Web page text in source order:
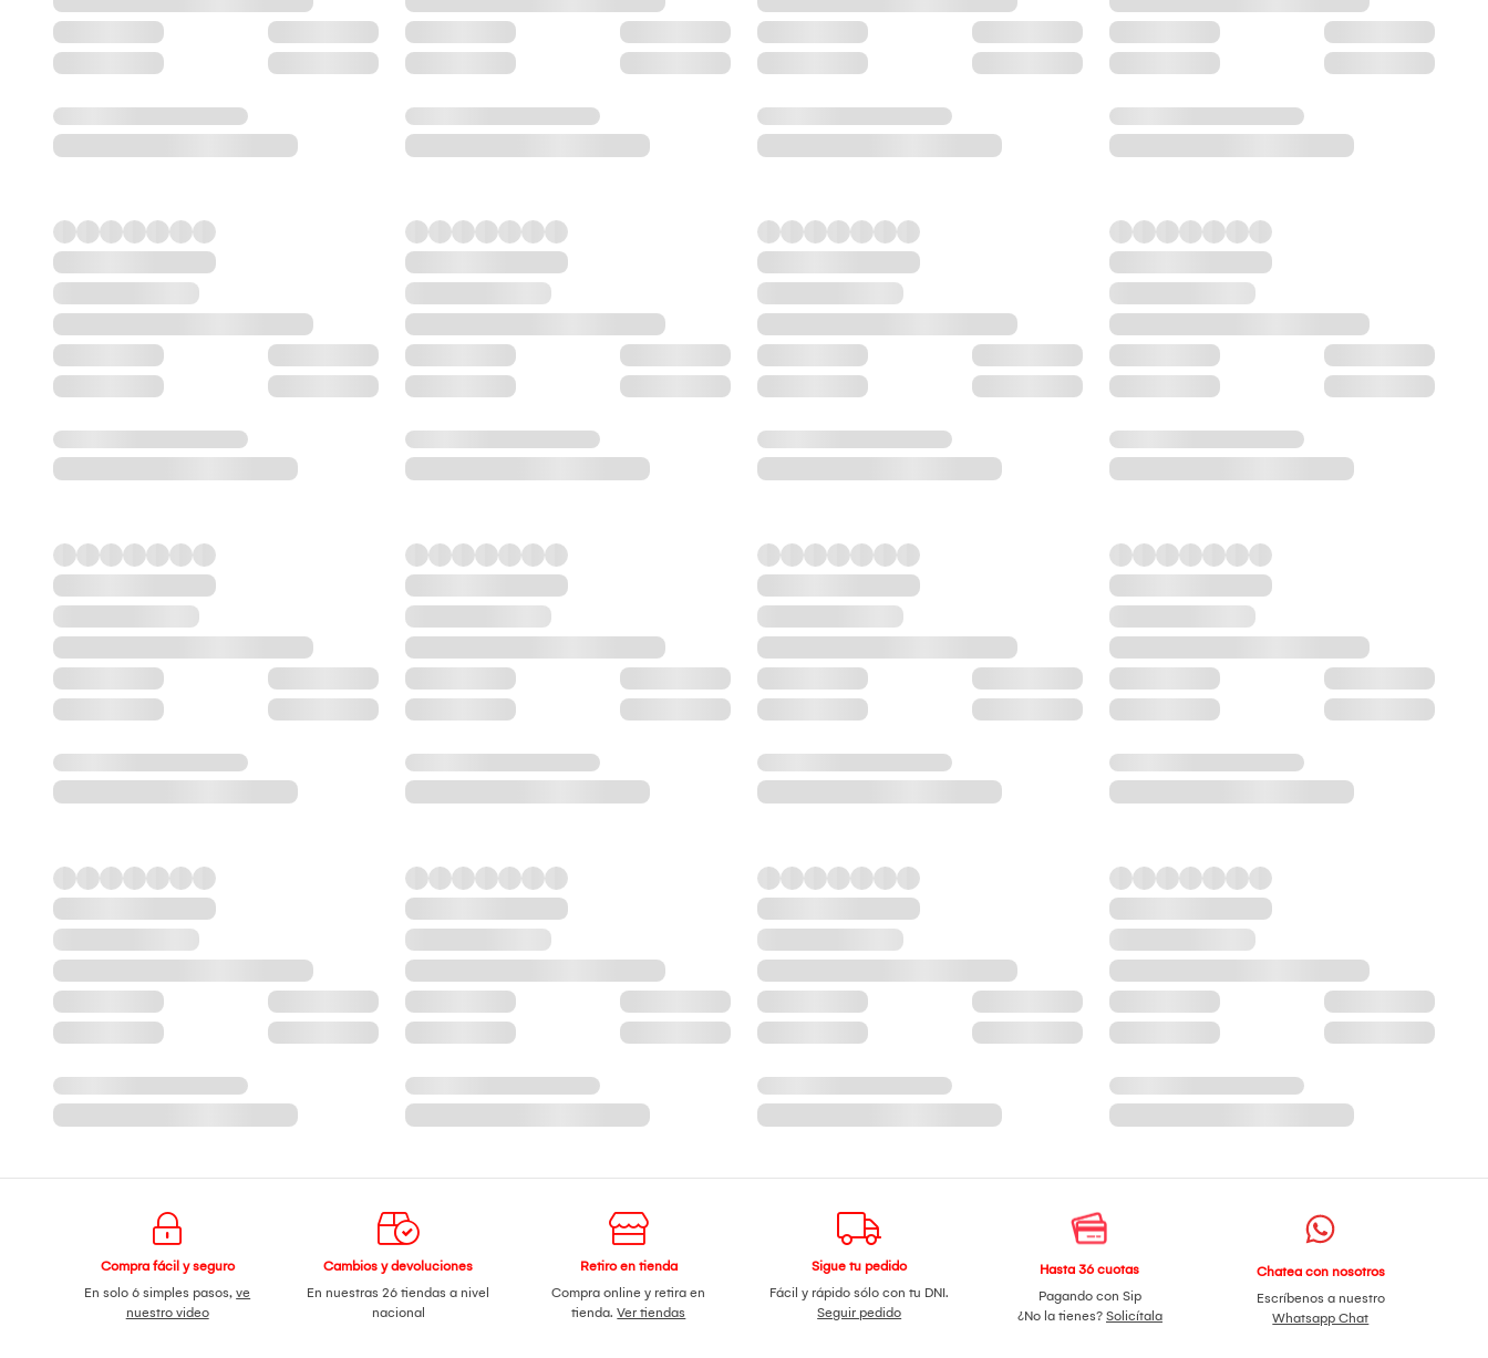
Compra fácil y seguro
En solo 6 simples pasos,ve
nuestro video
Cambios y devoluciones
En nuestras 26 tiendas a nivel
nacional
Retiro en tienda
Compra online y retira en
tienda.Ver tiendas
Sigue tu pedido
Fácil y rápido sólo con tu DNI.
Seguir pedido
Hasta 36 cuotas
Pagando con Sip
¿No la tienes? Solicítala
Chatea con nosotros
Escríbenos a nuestro
Whatsapp Chat